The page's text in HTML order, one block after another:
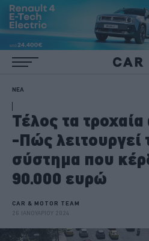
ΝΕΑ
Τέλος τα
-Πώς λειτουργεί
σύστημα που
90.000 ευρώ
CAR & MOTOR TEAM
26 ΙΑΝΟΥΑΡΙΟΥ 2024